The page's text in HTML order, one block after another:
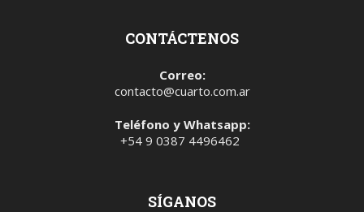
CONTÁCTENOS
Correo:
contacto@cuarto.com.ar
Teléfono y Whatsapp:
+54 9 0387 4496462
SÍGANOS